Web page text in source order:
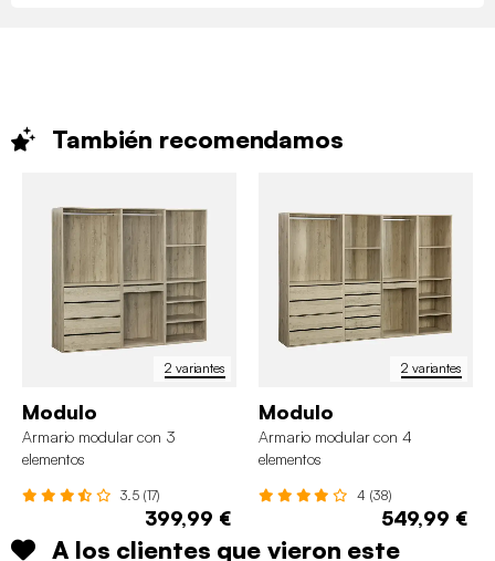
También recomendamos
2 variantes
Modulo
Armario modular con 3
elementos
3.5 (17)
399,99 €
2 variantes
Modulo
Armario modular con 4
elementos
4 (38)
549,99 €
A los clientes que vieron este